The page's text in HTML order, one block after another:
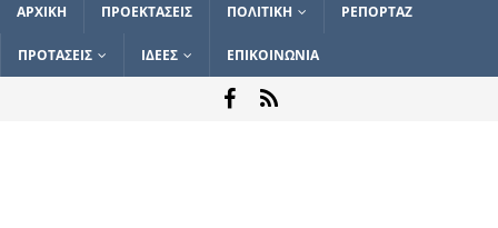
ΑΡΧΙΚΗ ΠΡΟΕΚΤΑΣΕΙΣ ΠΟΛΙΤΙΚΗ ΡΕΠΟΡΤΑΖ
ΠΡΟΤΑΣΕΙΣ ΙΔΕΕΣ ΕΠΙΚΟΙΝΩΝΙΑ